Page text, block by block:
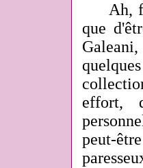
Ah,
que
effort,
peut-